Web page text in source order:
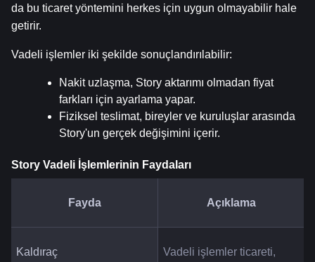
da bu ticaret yöntemini herkes için uygun olmayabilir hale
getirir.
Vadeli işlemler iki şekilde sonuçlandırılabilir:
Nakit uzlaşma, Story aktarımı olmadan fiyat
farkları için ayarlama yapar.
Fiziksel teslimat, bireyler ve kuruluşlar arasında
Story'un gerçek değişimini içerir.
Story Vadeli İşlemlerinin Faydaları
Fayda Açıklama
Kaldıraç
Vadeli işlemler ticareti,